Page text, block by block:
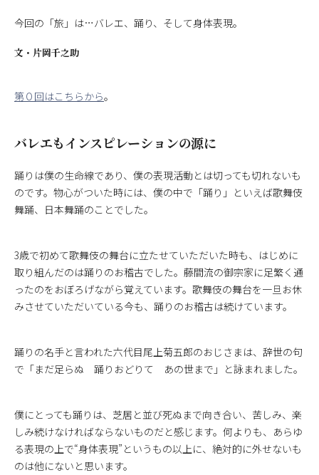
今回の「旅」は…バレエ、踊り、そして身体表現。
文・ 片岡千之助
第０回はこちらから。
バレエもインスピレーションの源に
踊りは僕の生命線であり、僕の表現活動とは切っても切れないも
のです。物心がついた時には、僕の中で「踊り」といえば歌舞伎
舞踊、日本舞踊のことでした。
3歳で初めて歌舞伎の舞台に立たせていただいた時も、はじめに
取り組んだのは踊りのお稽古でした。藤間流の御宗家に足繁く通
ったのをおぼろげながら覚えています。歌舞伎の舞台を一旦お休
みさせていただいている今も、踊りのお稽古は続けています。
踊りの名手と言われた六代目尾上菊五郎のおじさまは、辞世の句
で「まだ足らぬ 踊りおどりて あの世まで」と詠まれました。
僕にとっても踊りは、芝居と並び死ぬまで向き合い、苦しみ、楽
しみ続けなければならないものだと感じます。何よりも、あらゆ
る表現の上で“身体表現”というもの以上に、絶対的に外せないも
のは他にないと思います。